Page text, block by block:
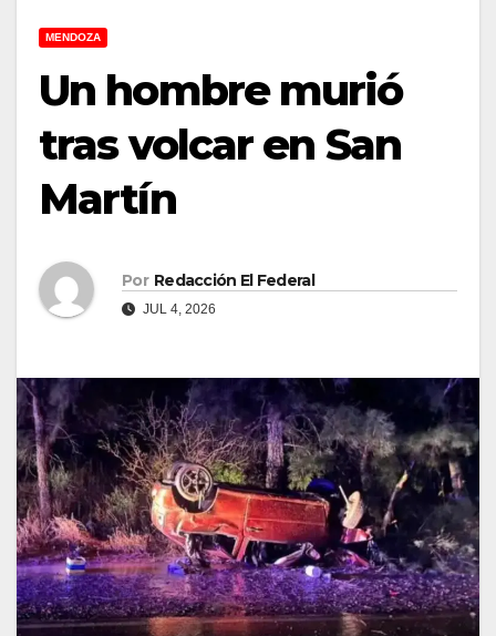
MENDOZA
Un hombre murió
tras volcar en San
Martín
Por Redacción El Federal
JUL 4, 2026